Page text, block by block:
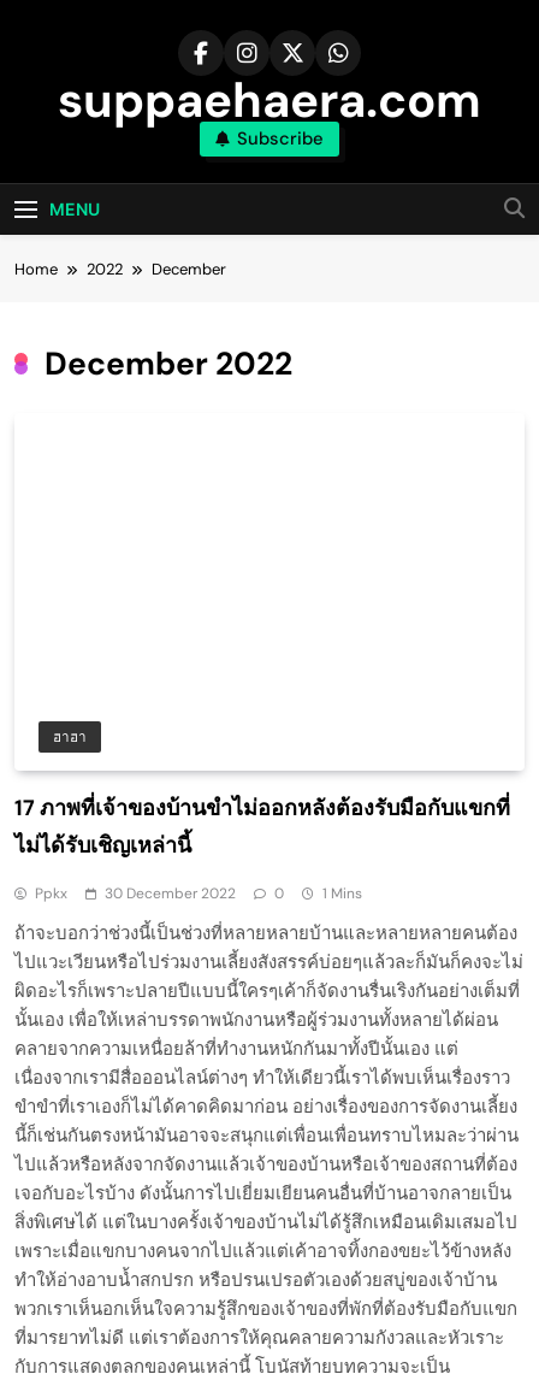
suppaehaera.com
Subscribe
MENU
Home 2022 December
December 2022
ฮาฮา
17 ภาพที่เจ้าของบ้านขำไม่ออกหลังต้องรับมือกับแขกที่
ไม่ได้รับเชิญเหล่านี้
Ppkx 30 December 2022 0 1 Mins
ถ้าจะบอกว่าช่วงนี้เป็นช่วงที่หลายหลายบ้านและหลายหลายคนต้อง
ไปแวะเวียนหรือไปร่วมงานเลี้ยงสังสรรค์บ่อยๆแล้วละก็มันก็คงจะไม่
ผิดอะไรก็เพราะปลายปีแบบนี้ใครๆเค้าก็จัดงานรื่นเริงกันอย่างเต็มที่
นั้นเอง เพื่อให้เหล่าบรรดาพนักงานหรือผู้ร่วมงานทั้งหลายได้ผ่อน
คลายจากความเหนื่อยล้าที่ทำงานหนักกันมาทั้งปีนั้นเอง แต่
เนื่องจากเรามีสื่อออนไลน์ต่างๆ ทำให้เดียวนี้เราได้พบเห็นเรื่องราว
ขำขำที่เราเองก็ไม่ได้คาดคิดมาก่อน อย่างเรื่องของการจัดงานเลี้ยง
นี้ก็เช่นกันตรงหน้ามันอาจจะสนุกแต่เพื่อนเพื่อนทราบไหมละว่าผ่าน
ไปแล้วหรือหลังจากจัดงานแล้วเจ้าของบ้านหรือเจ้าของสถานที่ต้อง
เจอกับอะไรบ้าง ดังนั้นการไปเยี่ยมเยียนคนอื่นที่บ้านอาจกลายเป็น
สิ่งพิเศษได้ แต่ในบางครั้งเจ้าของบ้านไม่ได้รู้สึกเหมือนเดิมเสมอไป
เพราะเมื่อแขกบางคนจากไปแล้วแต่เค้าอาจทิ้งกองขยะไว้ข้างหลัง
ทำให้อ่างอาบน้ำสกปรก หรือปรนเปรอตัวเองด้วยสบู่ของเจ้าบ้าน
พวกเราเห็นอกเห็นใจความรู้สึกของเจ้าของที่พักที่ต้องรับมือกับแขก
ที่มารยาทไม่ดี แต่เราต้องการให้คุณคลายความกังวลและหัวเราะ
กับการแสดงตลกของคนเหล่านี้ โบนัสท้ายบทความจะเป็น